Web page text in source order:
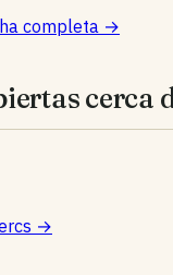
completa →
cerca
→